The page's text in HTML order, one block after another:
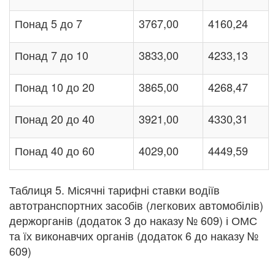
Понад 5 до 7
3767,00
4160,24
Понад 7 до 10
3833,00
4233,13
Понад 10 до 20
3865,00
4268,47
Понад 20 до 40
3921,00
4330,31
Понад 40 до 60
4029,00 4449,59
Таблиця 5. Місячні тарифні ставки водіїв
автотранспортних засобів (легкових автомобілів)
держорганів (додаток 3 до наказу № 609) і ОМС
та їх виконавчих органів (додаток 6 до наказу №
609)